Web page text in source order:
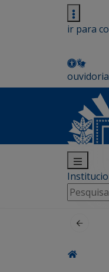
ir para
ouvidoria
Pesquisar
por: